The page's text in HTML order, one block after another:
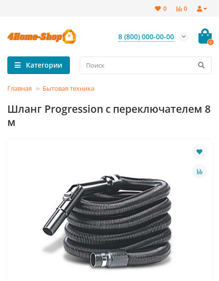
0
0
8 (800) 000-00-00
0
Категории
Главная Бытовая техника
Шланг Progression с переключателем 8
м